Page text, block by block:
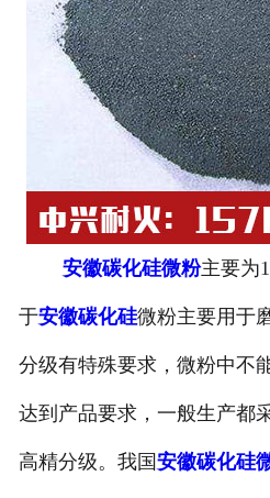
安徽碳化硅微粉主要为
于安徽碳化硅微粉主要用于
分级有特殊要求，微粉中不
达到产品要求，一般生产都
高精分级。我国安徽碳化硅